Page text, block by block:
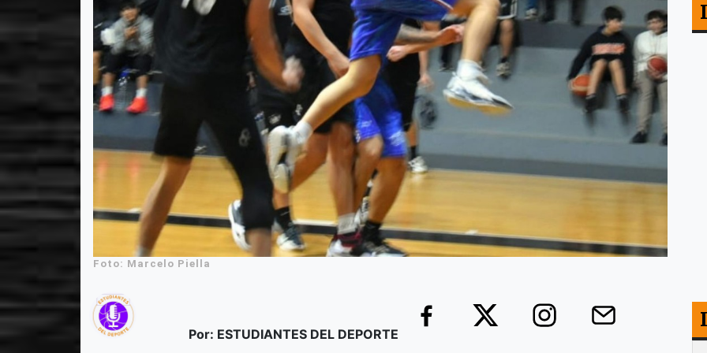
Foto: Marcelo Piella
Por: ESTUDIANTES DEL DEPORTE